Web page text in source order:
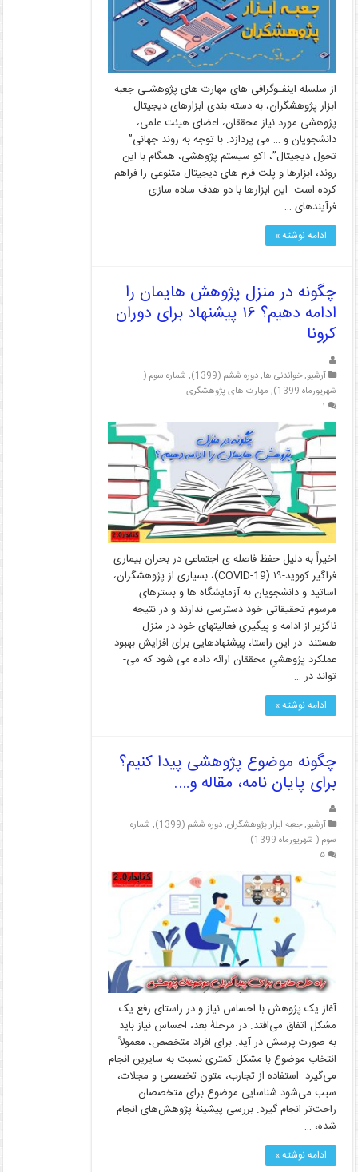
از سلسله اینفـوگرافی های مهارت های پژوهشـی جعبه
ابزار پژوهشگران، به دسته بندی ابزارهای دیجیتال
پژوهشی مورد نیاز محققان، اعضای هیئت علمی،
دانشجویان و … می پردازد. با توجه به روند جهانی”
تحول دیجیتال”، اکو سیستم پژوهشی، همگام با این
روند، ابزارها و پلت فرم های دیجیتال متنوعی را فراهم
کرده است. این ابزارها با دو هدف ساده سازی
فرآیندهای …
ادامه نوشته »
چگونه در منزل پژوهش هایمان را
ادامه دهیم؟ ۱۶ پیشنهاد برای دوران
کرونا
آرشیو,خواندنی ها,دوره ششم (1399) , شماره سوم (
شهریورماه 1399)
, مهارت های پژوهشگری
۱
اخیراً به­ دلیل حفظ فاصله­ ی اجتماعی در بحران بیماری
فراگیر کووید-۱۹ (COVID-19)، بسیاری از پژوهشگران،
اساتید و دانشجویان به آزمایشگاه ها و بسترهای
مرسوم تحقیقاتی خود دسترسی ندارند و در نتیجه
ناگزیر از ادامه و پیگیری فعالیت­های خود در منزل
هستند. در این راستا، پیشنهادهایی برای افزایش بهبود
عملکرد پژوهشیِ محققان ارائه داده می ­شود که می­
تواند در …
ادامه نوشته »
چگونه موضوع پژوهشی پیدا کنیم؟
برای پایان نامه، مقاله و….
آرشیو,جعبه ابزار پژوهشگران,دوره ششم (1399) , شماره
سوم ( شهریورماه 1399)
۵
آغاز یک پژوهش با احساس نیاز و در راستای رفع یک
مشکل اتفاق می‌افتد. در مرحلۀ بعد، احساس نیاز باید
به صورت پرسش در آید. برای افراد متخصص، معمولاً
انتخاب موضوع با مشکل کمتری نسبت به سایرین انجام
می‌گیرد. استفاده از تجارب، متون تخصصی و مجلات،
سبب می‌شود شناسایی موضوع برای متخصصان
راحت‌تر انجام گیرد. بررسی پیشینۀ پژوهش‌های انجام
شده، …
ادامه نوشته »